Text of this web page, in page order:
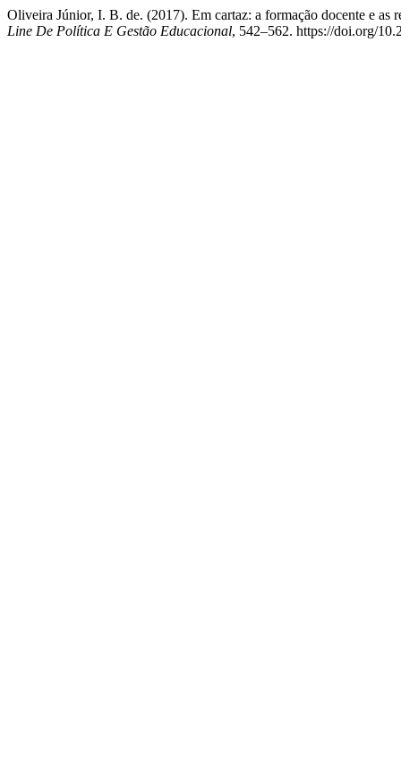
Oliveira Júnior, I. B. de. (2017). Em cartaz: a formação docente e as
Line De Política E Gestão Educacional, 542–562. https://doi.org/